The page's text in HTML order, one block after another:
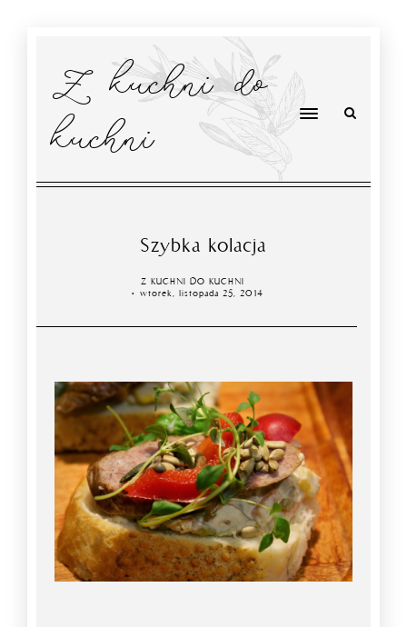
Z kuchni do
kuchni
Szybka kolacja
Z KUCHNI DO KUCHNI
wtorek, listopada 25, 2014